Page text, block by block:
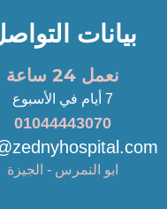
بيانات
نعمل 24 ساعة
7 أيام في الأسبوع
01044443070
ابو النمرس - الجيزة